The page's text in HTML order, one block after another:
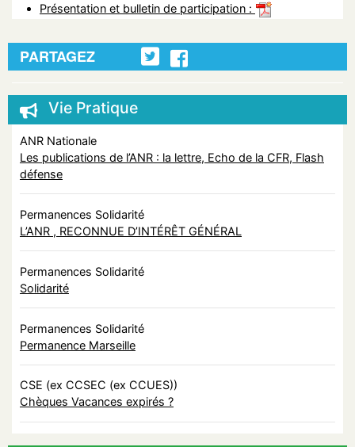
Présentation et bulletin de participation :
PARTAGEZ
Vie Pratique
ANR Nationale
Les publications de l’ANR : la lettre, Echo de la CFR, Flash
défense
Permanences Solidarité
L’ANR , RECONNUE D’INTÉRÊT GÉNÉRAL
Permanences Solidarité
Solidarité
Permanences Solidarité
Permanence Marseille
CSE (ex CCSEC (ex CCUES))
Chèques Vacances expirés ?